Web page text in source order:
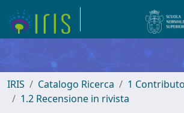
IRIS Catalogo Ricerca
1
1.2 Recensione in rivista